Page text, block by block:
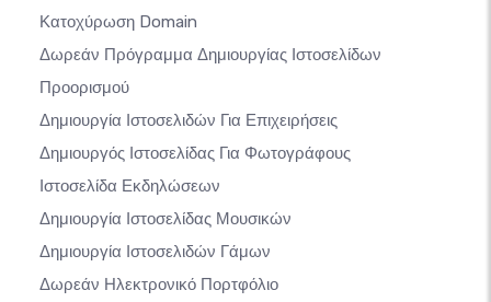
Κατοχύρωση Domain
Δωρεάν Πρόγραμμα Δημιουργίας Ιστοσελίδων
Προορισμού
Δημιουργία Ιστοσελιδών Για Επιχειρήσεις
Δημιουργός Ιστοσελίδας Για Φωτογράφους
Ιστοσελίδα Εκδηλώσεων
Δημιουργία Ιστοσελίδας Μουσικών
Δημιουργία Ιστοσελιδών Γάμων
Δωρεάν Ηλεκτρονικό Πορτφόλιο